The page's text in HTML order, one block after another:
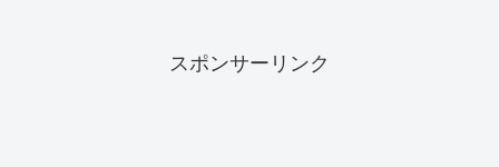
スポンサーリンク